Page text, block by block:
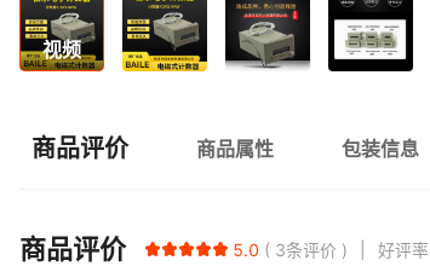
视频
商品评价 商品属性 包装信息
商品评价 5.0 3条评价 好评率